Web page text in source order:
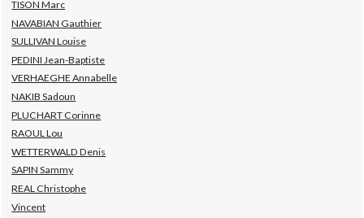
TISON Marc
NAVABIAN Gauthier
SULLIVAN Louise
PEDINI Jean-Baptiste
VERHAEGHE Annabelle
NAKIB Sadoun
PLUCHART Corinne
RAOUL Lou
WETTERWALD Denis
SAPIN Sammy
REAL Christophe
Vincent